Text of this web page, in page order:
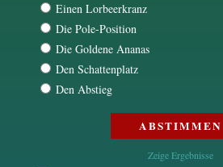
Einen Lorbeerkranz
Die Pole-Position
Die Goldene Ananas
Den Schattenplatz
Den Abstieg
Zeige Ergebnisse